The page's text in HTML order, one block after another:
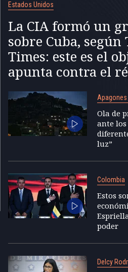
Estados Unidos
La CIA formó un
sobre Cuba,
Times: este es el
apunta contra el
Ola de
ante los
luz”
Colombia
Estos
poder
Delcy